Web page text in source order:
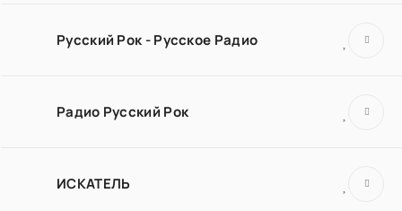
Русский Рок - Русское Радио
Радио Русский Рок
ИСКАТЕЛЬ